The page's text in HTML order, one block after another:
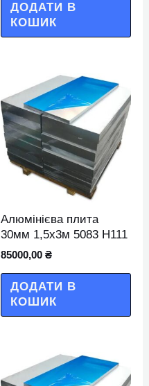
ДОДАТИ В
КОШИК
Алюмінієва плита
30мм 1,5х3м 5083 Н111
85000,00 ₴
ДОДАТИ В
КОШИК